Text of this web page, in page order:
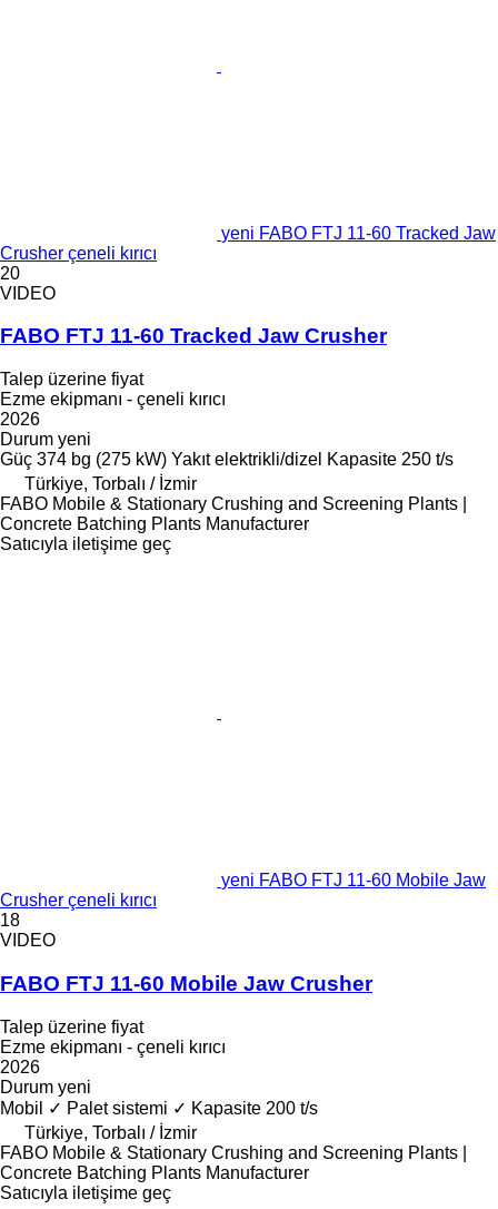
yeni FABO FTJ 11-60 Tracked Jaw
Crusher çeneli kırıcı
20
VIDEO
FABO FTJ 11-60 Tracked Jaw Crusher
Talep üzerine fiyat
Ezme ekipmanı - çeneli kırıcı
2026
Durum yeni
Güç 374 bg (275 kW) Yakıt elektrikli/dizel Kapasite 250 t/s
Türkiye, Torbalı / İzmir
FABO Mobile & Stationary Crushing and Screening Plants |
Concrete Batching Plants Manufacturer
Satıcıyla iletişime geç
yeni FABO FTJ 11-60 Mobile Jaw
Crusher çeneli kırıcı
18
VIDEO
FABO FTJ 11-60 Mobile Jaw Crusher
Talep üzerine fiyat
Ezme ekipmanı - çeneli kırıcı
2026
Durum yeni
Mobil
✓ Palet sistemi ✓ Kapasite 200 t/s
Türkiye, Torbalı / İzmir
FABO Mobile & Stationary Crushing and Screening Plants |
Concrete Batching Plants Manufacturer
Satıcıyla iletişime geç